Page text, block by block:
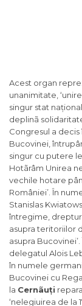
Acest organ
unanimitate,
singur stat
deplinã
Congresul a decis
Bucovinei,
singur cu putere
Hotãrâm Unirea
vechile hotare
României’. În
Stanislas
întregime,
asupra teritoriilor
asupra
delegatul Alois
în numele
Bucovinei cu
la Cernãuți
‘nelegiuirea de la